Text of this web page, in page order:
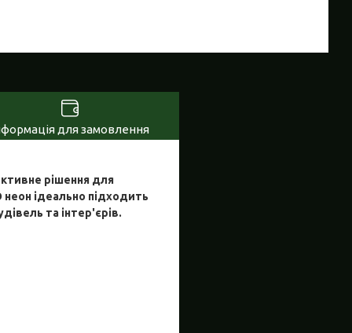
для замовлення
рішення для
ідеально підходить
та інтер'єрів.